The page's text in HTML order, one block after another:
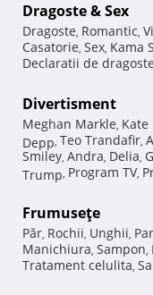
Dragoste & Sex
Dragoste, Romantic,
Casatorie, Sex, Kama
Declaratii de dragoste
Divertisment
Meghan Markle,
Depp, Teo Trandafir,
Smiley, Andra, Delia,
Trump, Program TV,
Frumuseţe
Păr, Rochii, Unghii,
Manichiura, Sampon,
Tratament celulita,